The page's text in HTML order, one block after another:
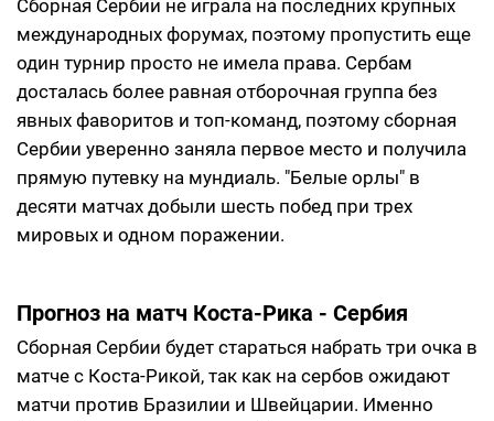
Сборная Сербии не играла на последних крупных
международных форумах, поэтому пропустить еще
один турнир просто не имела права. Сербам
досталась более равная отборочная группа без
явных фаворитов и топ-команд, поэтому сборная
Сербии уверенно заняла первое место и получила
прямую путевку на мундиаль. "Белые орлы" в
десяти матчах добыли шесть побед при трех
мировых и одном поражении.
Прогноз на матч Коста-Рика - Сербия
Сборная Сербии будет стараться набрать три очка в
матче с Коста-Рикой, так как на сербов ожидают
матчи против Бразилии и Швейцарии. Именно